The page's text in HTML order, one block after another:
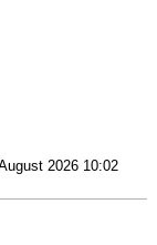
2026 10:02